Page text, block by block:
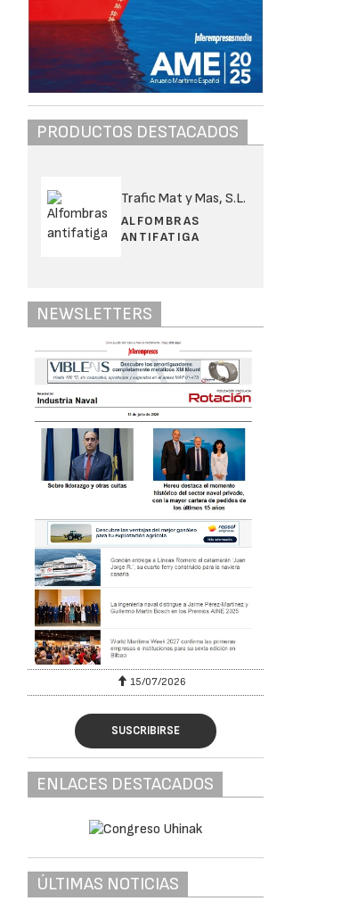
PRODUCTOS DESTACADOS
Trafic Mat y Mas, S.L.
ALFOMBRAS
ANTIFATIGA
NEWSLETTERS
15/07/2026
SUSCRIBIRSE
ENLACES DESTACADOS
ÚLTIMAS NOTICIAS